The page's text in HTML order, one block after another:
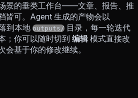
景的垂类工作台——文章、报告、推
皆可。Agent 生成的产物会以
到本地 outputs/ 目录，每一轮迭代
；你可以随时切到 编辑模式直接改
基于你的修改继续。